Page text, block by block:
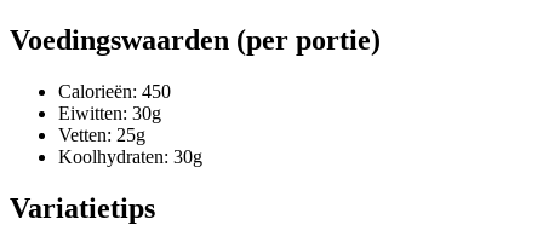
Voedingswaarden (per portie)
Calorieën: 450
Eiwitten: 30g
Vetten: 25g
Koolhydraten: 30g
Variatietips